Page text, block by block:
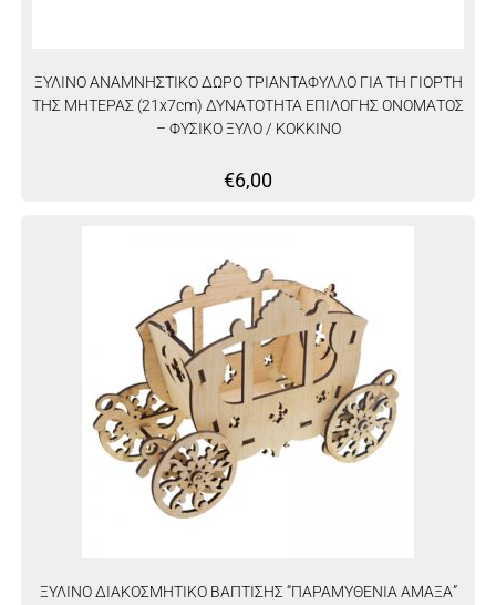
ΞΥΛΙΝΟ ΑΝΑΜΝΗΣΤΙΚΟ ΔΩΡΟ ΤΡΙΑΝΤΑΦΥΛΛΟ ΓΙΑ ΤΗ ΓΙΟΡΤΗ
ΤΗΣ ΜΗΤΕΡΑΣ (21x7cm) ΔΥΝΑΤΟΤΗΤΑ ΕΠΙΛΟΓΗΣ ΟΝΟΜΑΤΟΣ
– ΦΥΣΙΚΟ ΞΥΛΟ / ΚΟΚΚΙΝΟ
€6,00
ΞΥΛΙΝΟ ΔΙΑΚΟΣΜΗΤΙΚΟ ΒΑΠΤΙΣΗΣ “ΠΑΡΑΜΥΘΕΝΙΑ ΑΜΑΞΑ”